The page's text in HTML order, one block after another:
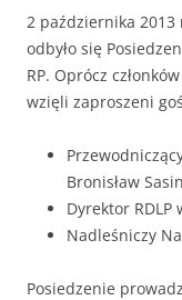
2 października 2013
odbyło się
RP. Oprócz
wzięli zaproszeni
Bronisław
Dyrektor RDLP
Nadleśniczy
Posiedzenie